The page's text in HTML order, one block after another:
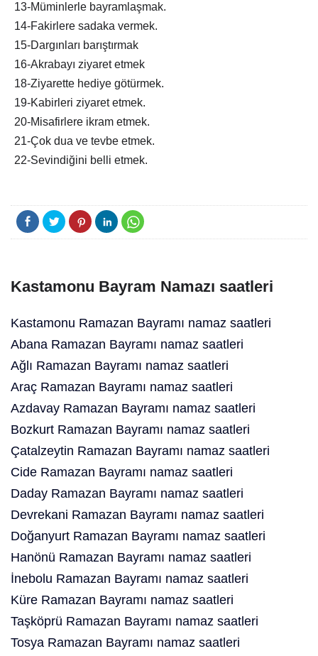
13-Müminlerle bayramlaşmak.
14-Fakirlere sadaka vermek.
15-Dargınları barıştırmak
16-Akrabayı ziyaret etmek
18-Ziyarette hediye götürmek.
19-Kabirleri ziyaret etmek.
20-Misafirlere ikram etmek.
21-Çok dua ve tevbe etmek.
22-Sevindiğini belli etmek.
Kastamonu Bayram Namazı saatleri
Kastamonu Ramazan Bayramı namaz saatleri
Abana Ramazan Bayramı namaz saatleri
Ağlı Ramazan Bayramı namaz saatleri
Araç Ramazan Bayramı namaz saatleri
Azdavay Ramazan Bayramı namaz saatleri
Bozkurt Ramazan Bayramı namaz saatleri
Çatalzeytin Ramazan Bayramı namaz saatleri
Cide Ramazan Bayramı namaz saatleri
Daday Ramazan Bayramı namaz saatleri
Devrekani Ramazan Bayramı namaz saatleri
Doğanyurt Ramazan Bayramı namaz saatleri
Hanönü Ramazan Bayramı namaz saatleri
İnebolu Ramazan Bayramı namaz saatleri
Küre Ramazan Bayramı namaz saatleri
Taşköprü Ramazan Bayramı namaz saatleri
Tosya Ramazan Bayramı namaz saatleri